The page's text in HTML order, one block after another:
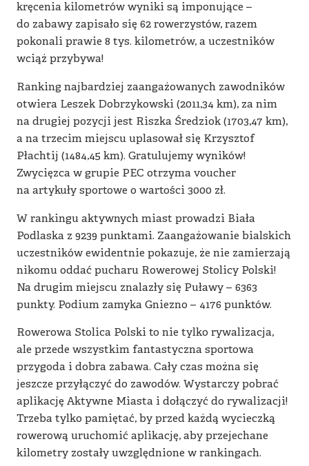
kręcenia kilometrów wyniki są imponujące –
do zabawy zapisało się 62 rowerzystów, razem
pokonali prawie 8 tys. kilometrów, a uczestników
wciąż przybywa!
Ranking najbardziej zaangażowanych zawodników
otwiera Leszek Dobrzykowski (2011,34 km), za nim
na drugiej pozycji jest Riszka Średziok (1703,47 km),
a na trzecim miejscu uplasował się Krzysztof
Płachtij (1484,45 km). Gratulujemy wyników!
Zwycięzca w grupie PEC otrzyma voucher
na artykuły sportowe o wartości 3000 zł.
W rankingu aktywnych miast prowadzi Biała
Podlaska z 9239 punktami. Zaangażowanie bialskich
uczestników ewidentnie pokazuje, że nie zamierzają
nikomu oddać pucharu Rowerowej Stolicy Polski!
Na drugim miejscu znalazły się Puławy – 6363
punkty. Podium zamyka Gniezno – 4176 punktów.
Rowerowa Stolica Polski to nie tylko rywalizacja,
ale przede wszystkim fantastyczna sportowa
przygoda i dobra zabawa. Cały czas można się
jeszcze przyłączyć do zawodów. Wystarczy pobrać
aplikację Aktywne Miasta i dołączyć do rywalizacji!
Trzeba tylko pamiętać, by przed każdą wycieczką
rowerową uruchomić aplikację, aby przejechane
kilometry zostały uwzględnione w rankingach.